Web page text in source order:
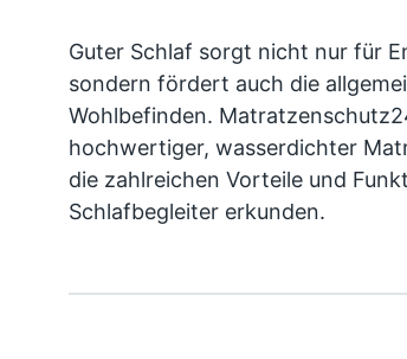
Guter Schlaf sorgt nicht nur für
sondern fördert auch die
Wohlbefinden.
hochwertiger, wasserdichter
die zahlreichen Vorteile und
Schlafbegleiter erkunden.